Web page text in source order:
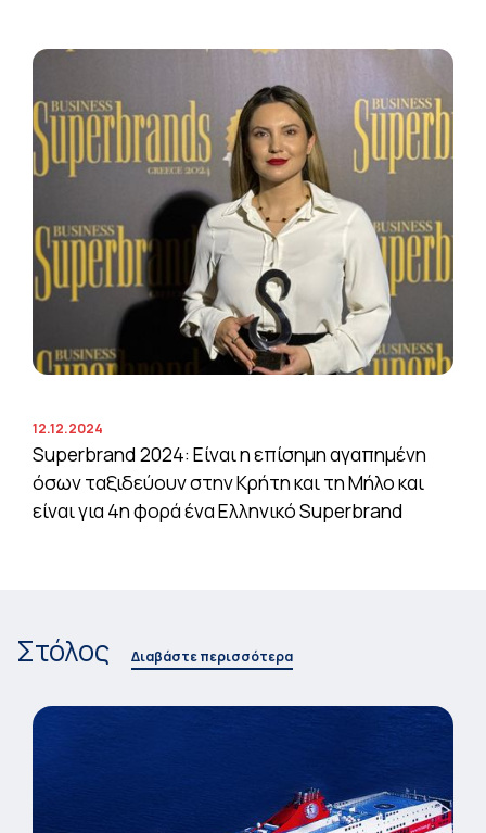
12.12.2024
Superbrand 2024: Είναι η επίσημη αγαπημένη
όσων ταξιδεύουν στην Κρήτη και τη Μήλο και
είναι για 4η φορά ένα Ελληνικό Superbrand
Στόλος Διαβάστε περισσότερα